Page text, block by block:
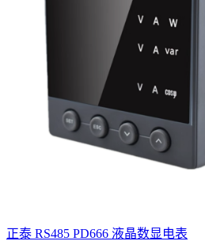
正泰 RS485 PD666 液晶数显电表